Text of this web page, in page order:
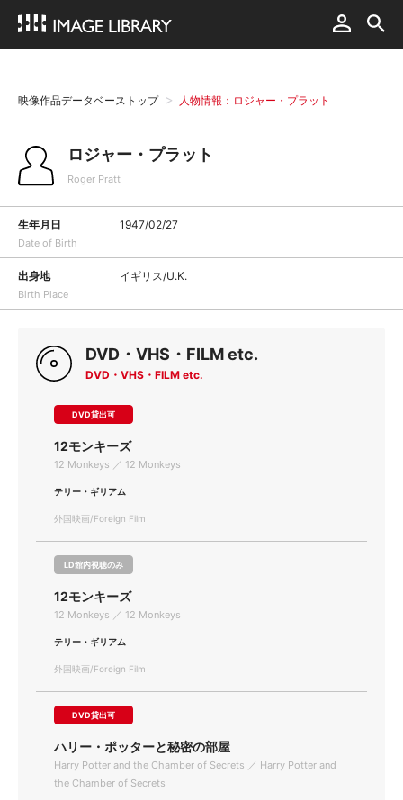
映像作品データベーストップ 人物情報：ロジャー・プラット
ロジャー・プラット
Roger Pratt
生年月日
Date of Birth
1947/02/27
出身地
Birth Place
イギリス/U.K.
DVD・VHS・FILM etc.
DVD・VHS・FILM etc.
DVD貸出可
12モンキーズ
12 Monkeys ／ 12 Monkeys
テリー・ギリアム
外国映画/Foreign Film
LD館内視聴のみ
12モンキーズ
12 Monkeys ／ 12 Monkeys
テリー・ギリアム
外国映画/Foreign Film
DVD貸出可
ハリー・ポッターと秘密の部屋
Harry Potter and the Chamber of Secrets ／ Harry Potter and
the Chamber of Secrets